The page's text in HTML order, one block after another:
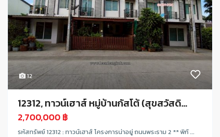
12
12312, ทาวน์เฮาส์ หมู่บ้านกัสโต้ (สุขสวัสดิ...
2,700,000 ฿
รหัสทรัพย์ 12312 : ทาวน์เฮาส์ โครงการน่าอยู่ ถนนพระราม 2 ** พิกั ...